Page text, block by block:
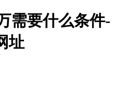
需要什么条件-
址